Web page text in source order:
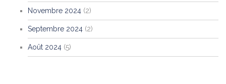
Novembre 2024 (2)
Septembre 2024 (2)
Août 2024 (5)